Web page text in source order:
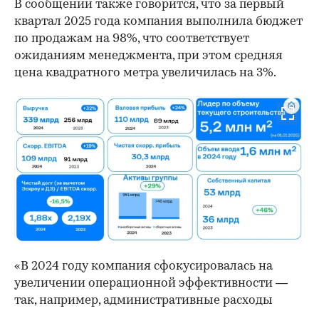
В сообщении также говорится, что за первый
квартал 2025 года компания выполнила бюджет
по продажам на 98%, что соответствует
ожиданиям менеджмента, при этом средняя
цена квадратного метра увеличилась на 3%.
«В 2024 году компания сфокусировалась на
увеличении операционной эффективности —
так, например, административные расходы